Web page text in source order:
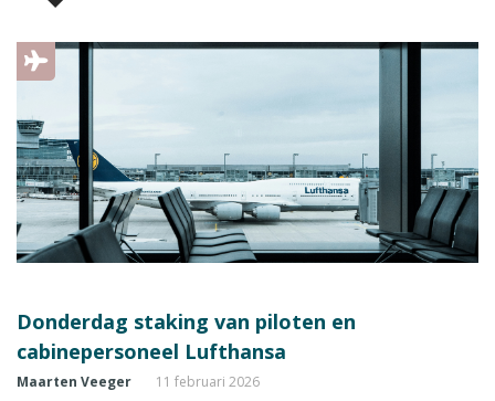
Donderdag staking van piloten en
cabinepersoneel Lufthansa
Maarten Veeger 11 februari 2026